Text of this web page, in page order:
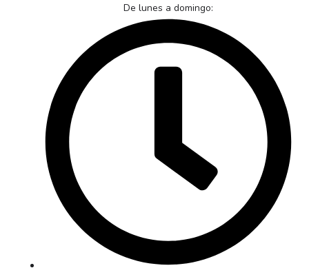
De lunes a domingo: